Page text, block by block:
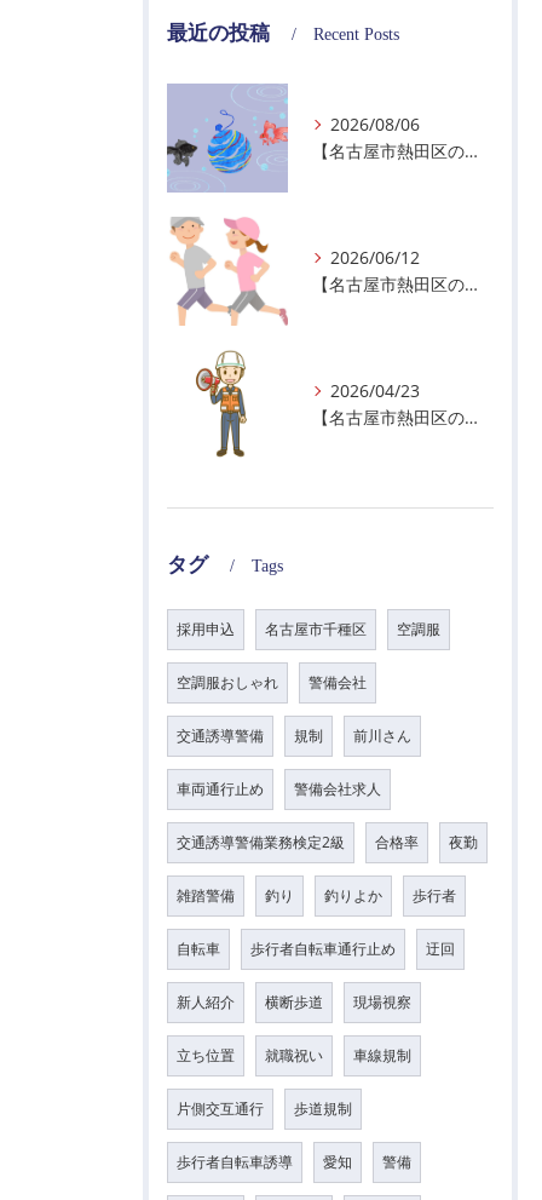
最近の投稿 Recent Posts
2026/08/06
【名古屋市熱田区の警備会社】夏季休業のお知らせ
2026/06/12
【名古屋市熱田区の警備会社】暑熱順化で熱中症対策を！
2026/04/23
【名古屋市熱田区の警備会社】GWの面接状況について！
タグ Tags
採用申込 名古屋市千種区 空調服
空調服おしゃれ 警備会社
交通誘導警備 規制 前川さん
車両通行止め 警備会社求人
交通誘導警備業務検定2級 合格率 夜勤
雑踏警備 釣り 釣りよか 歩行者
自転車 歩行者自転車通行止め 迂回
新人紹介 横断歩道 現場視察
立ち位置 就職祝い 車線規制
片側交互通行 歩道規制
歩行者自転車誘導 愛知 警備